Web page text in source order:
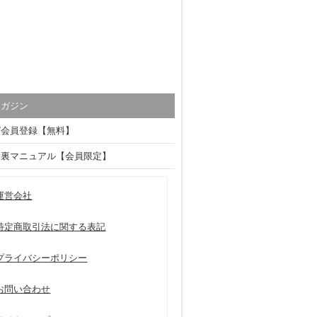
ジン
員登録【無料】
マニュアル【会員限定】
営会社
定商取引法に関する表記
ライバシーポリシー
問い合わせ